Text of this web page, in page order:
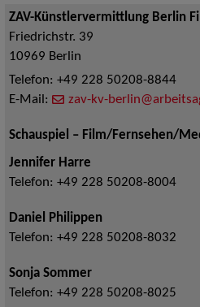
ZAV-Künstlervermittlung Berlin
Friedrichstr. 39
10969 Berlin
Telefon: +49 228 50208-8844
E-Mail:
zav-kv-
Schauspiel – Film/Fernsehen/
Jennifer Harre
Telefon: +49 228 50208-8004
Daniel Philippen
Telefon: +49 228 50208-8032
Sonja Sommer
Telefon: +49 228 50208-8025